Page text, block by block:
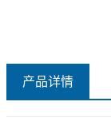
产品详情